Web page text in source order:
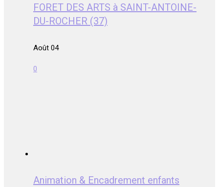
FORET DES ARTS à SAINT-ANTOINE-
DU-ROCHER (37)
Août 04
0
Animation & Encadrement enfants